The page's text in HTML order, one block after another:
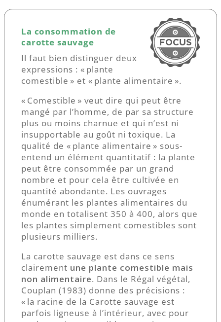
La consommation de
carotte sauvage
Il faut bien distinguer deux
expressions : « plante
comestible » et « plante alimentaire ».
« Comestible » veut dire qui peut être
mangé par l’homme, de par sa structure
plus ou moins charnue et qui n’est ni
insupportable au goût ni toxique. La
qualité de « plante alimentaire » sous-
entend un élément quantitatif : la plante
peut être consommée par un grand
nombre et pour cela être cultivée en
quantité abondante. Les ouvrages
énumérant les plantes alimentaires du
monde en totalisent 350 à 400, alors que
les plantes simplement comestibles sont
plusieurs milliers.
La carotte sauvage est dans ce sens
clairement une plante comestible mais
non alimentaire. Dans le Régal végétal,
Couplan (1983) donne des précisions :
« la racine de la Carotte sauvage est
parfois ligneuse à l’intérieur, avec pour